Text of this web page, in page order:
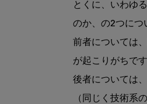
とくに、いわゆ
のか、の2つにつ
前者については
が起こりがちです
後者については
（同じく技術系